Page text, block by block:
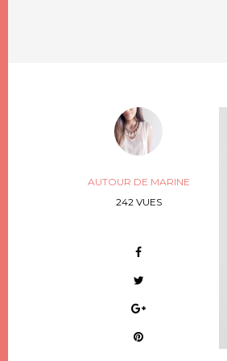
AUTOUR DE MARINE
242 VUES